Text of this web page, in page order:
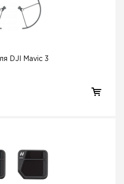
DJI Mavic 3